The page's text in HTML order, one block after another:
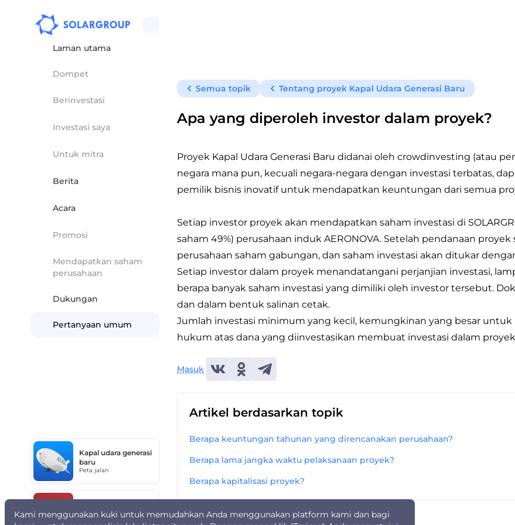
Kami menggunakan kuki untuk memudahkan Anda menggunakan platform kami dan bagi
Laman utama
Dompet
Berinvestasi
Investasi saya
Untuk mitra
Berita
Acara
Promosi
Mendapatkan saham
perusahaan
Dukungan
Pertanyaan umum
Kapal udara generasi
baru
Peta jalan
Sovelmash
Peta jalan
Semua topik Tentang proyek Kapal Udara Generasi Baru
Apa yang diperoleh investor dalam proyek?
Proyek Kapal Udara Generasi Baru didanai oleh crowdinvesting (atau
negara mana pun, kecuali negara-negara dengan investasi terbatas,
pemilik bisnis inovatif untuk mendapatkan keuntungan dari semua
Setiap investor proyek akan mendapatkan saham investasi di
saham 49%) perusahaan induk AERONOVA. Setelah pendanaan
perusahaan saham gabungan, dan saham investasi akan ditukar
Setiap investor dalam proyek menandatangani perjanjian investasi,
berapa banyak saham investasi yang dimiliki oleh investor tersebut.
dan dalam bentuk salinan cetak.
Jumlah investasi minimum yang kecil, kemungkinan yang besar
hukum atas dana yang diinvestasikan membuat investasi dalam
Masuk
Artikel berdasarkan topik
Berapa keuntungan tahunan yang direncanakan perusahaan?
Berapa lama jangka waktu pelaksanaan proyek?
Berapa kapitalisasi proyek?